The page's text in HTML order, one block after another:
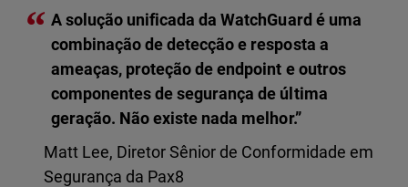
“ A solução unificada da WatchGuard é uma
combinação de detecção e resposta a
ameaças, proteção de endpoint e outros
componentes de segurança de última
geração. Não existe nada melhor.”
Matt Lee, Diretor Sênior de Conformidade em
Segurança da Pax8